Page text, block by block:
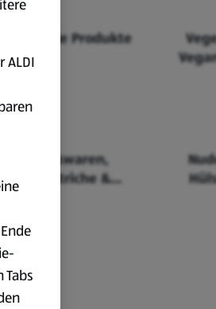
Fairtrade Produkte
Backwaren,
Aufstriche &
ALDI